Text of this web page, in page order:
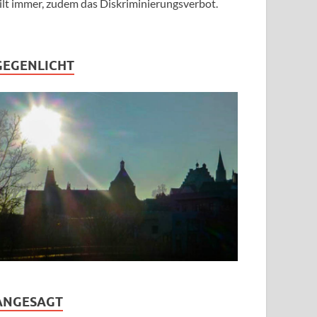
immer, zudem das Diskriminierungsverbot.